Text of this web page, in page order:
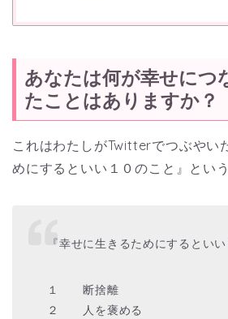
あなたは何が幸せにつ
たことはありますか？
これはわたしがTwitterでつぶやい
めにするといい１０のこと』とい
『幸せに生きるためにするといい
１ 断捨離
２ 人を褒める